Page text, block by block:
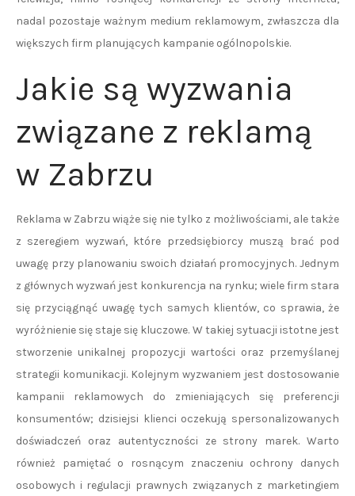
nadal pozostaje ważnym medium reklamowym, zwłaszcza dla
większych firm planujących kampanie ogólnopolskie.
Jakie są wyzwania
związane z reklamą
w Zabrzu
Reklama w Zabrzu wiąże się nie tylko z możliwościami, ale także
z szeregiem wyzwań, które przedsiębiorcy muszą brać pod
uwagę przy planowaniu swoich działań promocyjnych. Jednym
z głównych wyzwań jest konkurencja na rynku; wiele firm stara
się przyciągnąć uwagę tych samych klientów, co sprawia, że
wyróżnienie się staje się kluczowe. W takiej sytuacji istotne jest
stworzenie unikalnej propozycji wartości oraz przemyślanej
strategii komunikacji. Kolejnym wyzwaniem jest dostosowanie
kampanii reklamowych do zmieniających się preferencji
konsumentów; dzisiejsi klienci oczekują spersonalizowanych
doświadczeń oraz autentyczności ze strony marek. Warto
również pamiętać o rosnącym znaczeniu ochrony danych
osobowych i regulacji prawnych związanych z marketingiem